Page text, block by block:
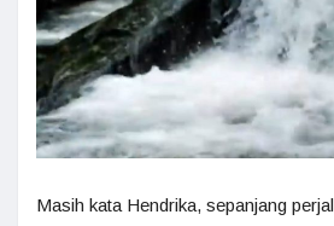
Masih kata Hendrika, sepanjang